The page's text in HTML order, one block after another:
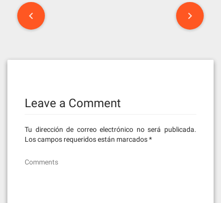
Post
navigation
Leave a Comment
Tu dirección de correo electrónico no será publicada.
Los campos requeridos están marcados*
Comments